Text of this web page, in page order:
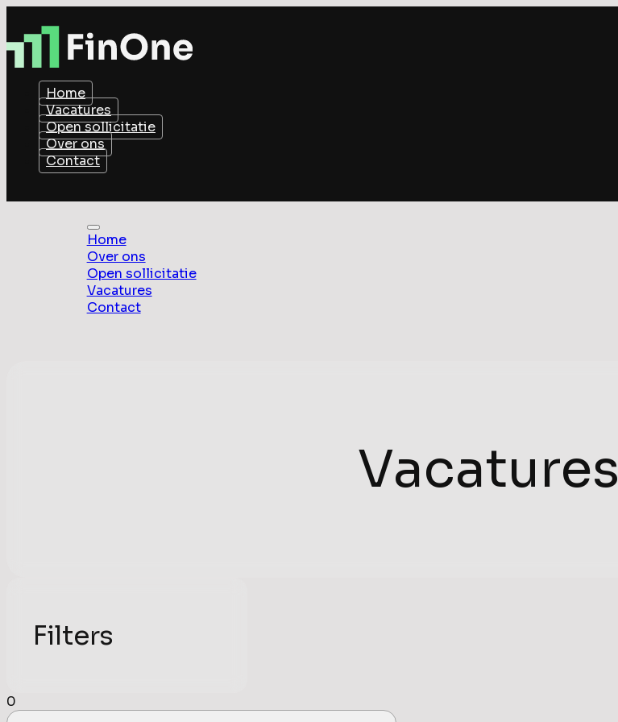
Home
Vacatures
Open sollicitatie
Over ons
Contact
Home
Over ons
Open sollicitatie
Vacatures
Contact
Vacatures
Filters
0